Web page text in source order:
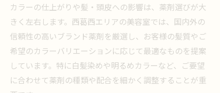
カラーの仕上がりや髪・頭皮への影響は、薬剤選びが大
きく左右します。西葛西エリアの美容室では、国内外の
信頼性の高いブランド薬剤を厳選し、お客様の髪質やご
希望のカラーバリエーションに応じて最適なものを提案
しています。特に白髪染めや明るめカラーなど、ご要望
に合わせて薬剤の種類や配合を細かく調整することが重